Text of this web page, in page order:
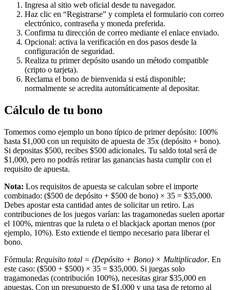
Ingresa al sitio web oficial desde tu navegador.
Haz clic en “Registrarse” y completa el formulario con correo
electrónico, contraseña y moneda preferida.
Confirma tu dirección de correo mediante el enlace enviado.
Opcional: activa la verificación en dos pasos desde la
configuración de seguridad.
Realiza tu primer depósito usando un método compatible
(cripto o tarjeta).
Reclama el bono de bienvenida si está disponible;
normalmente se acredita automáticamente al depositar.
Cálculo de tu bono
Tomemos como ejemplo un bono típico de primer depósito: 100%
hasta $1,000 con un requisito de apuesta de 35x (depósito + bono).
Si depositas $500, recibes $500 adicionales. Tu saldo total será de
$1,000, pero no podrás retirar las ganancias hasta cumplir con el
requisito de apuesta.
Nota: Los requisitos de apuesta se calculan sobre el importe
combinado: ($500 de depósito + $500 de bono) × 35 = $35,000.
Debes apostar esta cantidad antes de solicitar un retiro. Las
contribuciones de los juegos varían: las tragamonedas suelen aportar
el 100%, mientras que la ruleta o el blackjack aportan menos (por
ejemplo, 10%). Esto extiende el tiempo necesario para liberar el
bono.
Fórmula: Requisito total = (Depósito + Bono) × Multiplicador. En
este caso: ($500 + $500) × 35 = $35,000. Si juegas solo
tragamonedas (contribución 100%), necesitas girar $35,000 en
apuestas. Con un presupuesto de $1,000 y una tasa de retorno al